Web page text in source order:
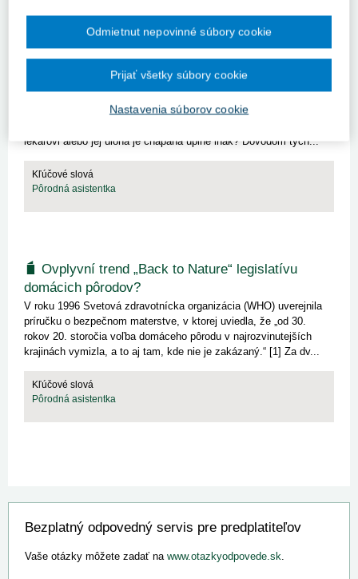
Sestra a pôrodná asistentka a ich právne
V praxi sa stretávame s otázkou, aká je úloha sestry alebo
pôrodnej asistentky v rámci poskytovania zdravotnej starostlivosti.
lekárovi alebo jej úloha je chápaná úplne inak? Dôvodom tých...
Kľúčové slová
Pôrodná asistentka
Ovplyvní trend „Back to Nature“ legislatívu
domácich pôrodov?
V roku 1996 Svetová zdravotnícka organizácia (WHO) uverejnila
príručku o bezpečnom materstve, v ktorej uviedla, že „od 30.
rokov 20. storočia voľba domáceho pôrodu v najrozvinutejších
krajinách vymizla, a to aj tam, kde nie je zakázaný.“ [1] Za dv...
Kľúčové slová
Pôrodná asistentka
Bezplatný odpovedný servis pre predplatiteľov
Vaše otázky môžete zadať na www.otazkyodpovede.sk.
Nastavenia súborov cookie
Odmietnut nepovinné súbory cookie
Prijať všetky súbory cookie